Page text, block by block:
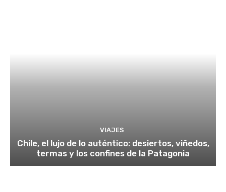
VIAJES
Chile, el lujo de lo auténtico: desiertos, viñedos,
termas y los confines de la Patagonia